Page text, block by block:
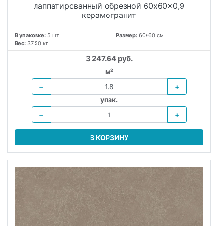
лаппатированный обрезной 60x60x0,9
керамогранит
В упаковке: 5 шт Размер: 60*60 см
Вес: 37.50 кг
3 247.64 руб.
м²
−
+
упак.
−
+
В КОРЗИНУ